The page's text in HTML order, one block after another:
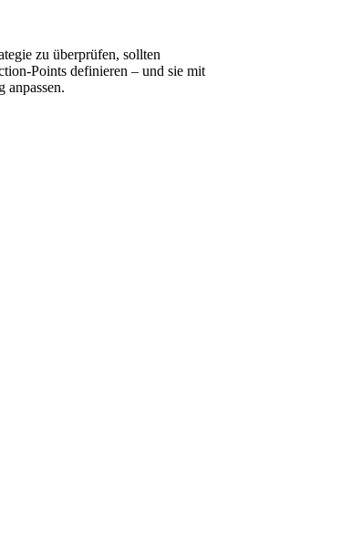
zu überprüfen, sollten
Points definieren – und sie mit
anpassen.